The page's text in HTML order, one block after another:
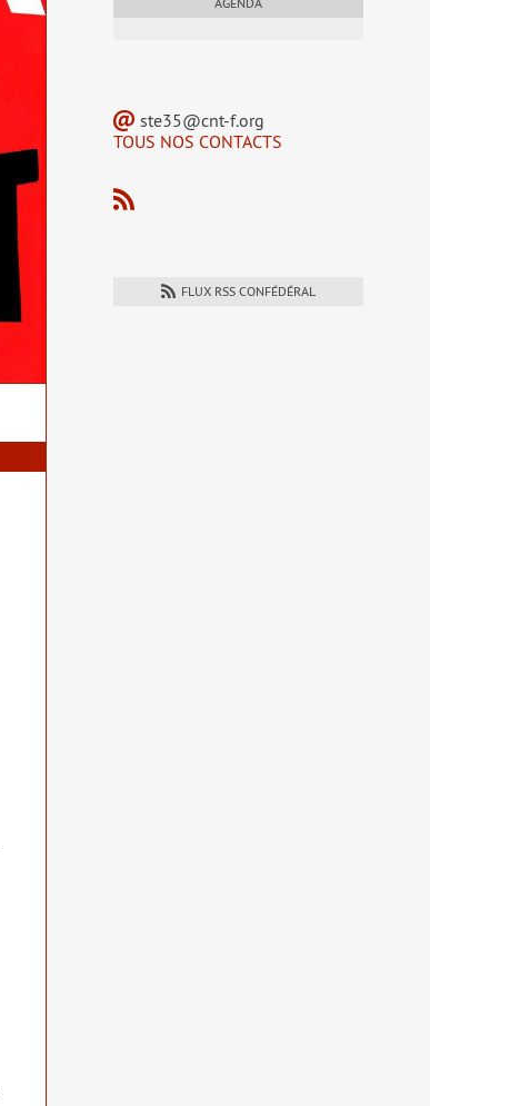
AGENDA
ste35@cnt-f.org
TOUS NOS CONTACTS
FLUX RSS CONFÉDÉRAL